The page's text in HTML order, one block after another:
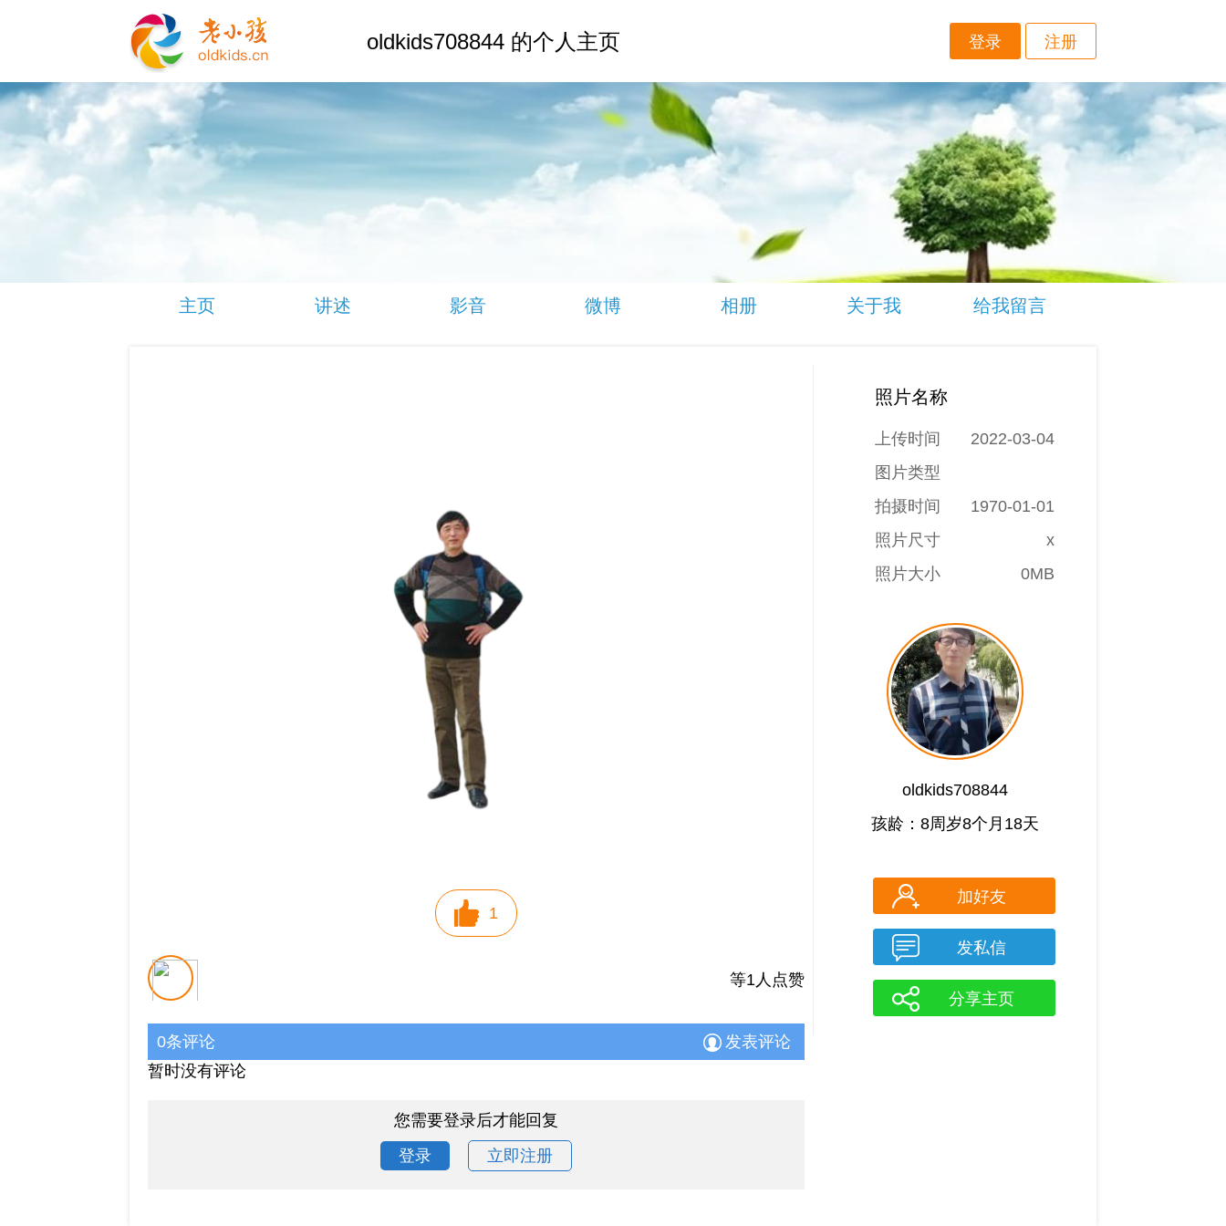
oldkids708844 的个人主页 登录 注册
主页 讲述 影音 微博 相册 关于我 给我留言
1
等1人点赞
发表评论
0条评论
暂时没有评论
您需要登录后才能回复
登录
立即注册
照片名称
上传时间
2022-03-04
图片类型
拍摄时间
1970-01-01
照片尺寸
x
照片大小
0MB
oldkids708844
孩龄：8周岁8个月18天
加好友
发私信
分享主页